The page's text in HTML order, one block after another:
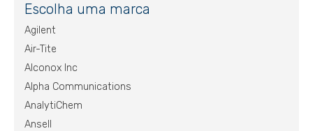
Escolha uma marca
Agilent
Air-Tite
Alconox Inc
Alpha Communications
AnalytiChem
Ansell